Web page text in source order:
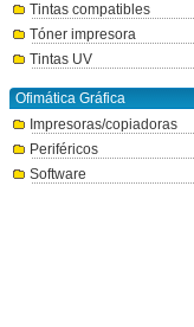
Tintas compatibles
Tóner impresora
Tintas UV
Ofimática Gráfica
Impresoras/copiadoras
Periféricos
Software